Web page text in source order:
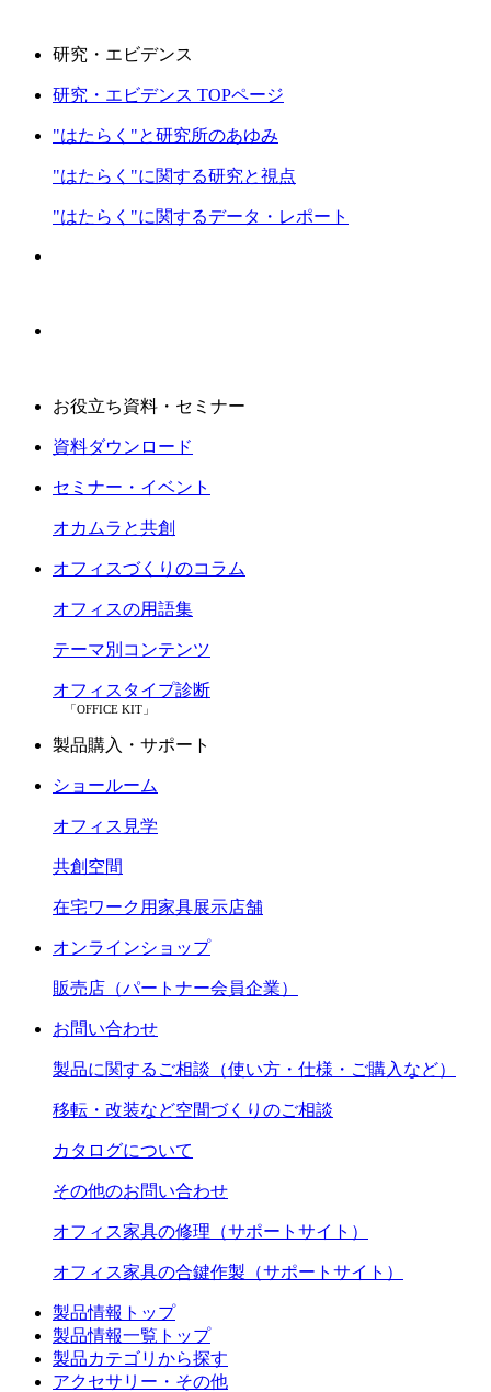
研究・エビデンス
研究・エビデンス TOPページ
"はたらく"と研究所のあゆみ
"はたらく"に関する研究と視点
"はたらく"に関するデータ・レポート
お役立ち資料・セミナー
資料ダウンロード
セミナー・イベント
オカムラと共創
オフィスづくりのコラム
オフィスの用語集
テーマ別コンテンツ
オフィスタイプ診断
「OFFICE KIT」
製品購入・サポート
ショールーム
オフィス見学
共創空間
在宅ワーク用家具展示店舗
オンラインショップ
販売店（パートナー会員企業）
お問い合わせ
製品に関するご相談（使い方・仕様・ご購入など）
移転・改装など空間づくりのご相談
カタログについて
その他のお問い合わせ
オフィス家具の修理（サポートサイト）
オフィス家具の合鍵作製（サポートサイト）
製品情報トップ
製品情報一覧トップ
製品カテゴリから探す
アクセサリー・その他